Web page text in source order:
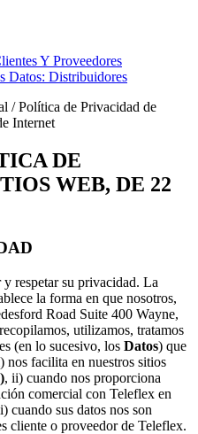
Y Proveedores
Datos: Distribuidores
/ Política de Privacidad de
Internet
DE
WEB, DE 22
respetar su privacidad. La
la forma en que nosotros,
Road Suite 400 Wayne,
utilizamos, tratamos
(en lo sucesivo, los Datos) que
nos facilita en nuestros sitios
, ii) cuando nos proporciona
comercial con Teleflex en
cuando sus datos nos son
cliente o proveedor de Teleflex.